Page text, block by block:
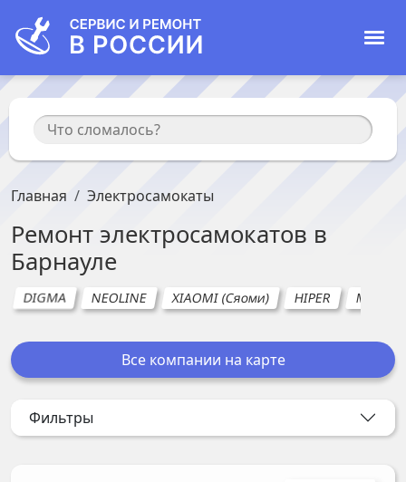
Главная Электросамокаты
Ремонт электросамокатов в
Барнауле
DIGMA NEOLINE XIAOMI (Сяоми) HIPER MIJIA
Все компании на карте
Фильтры